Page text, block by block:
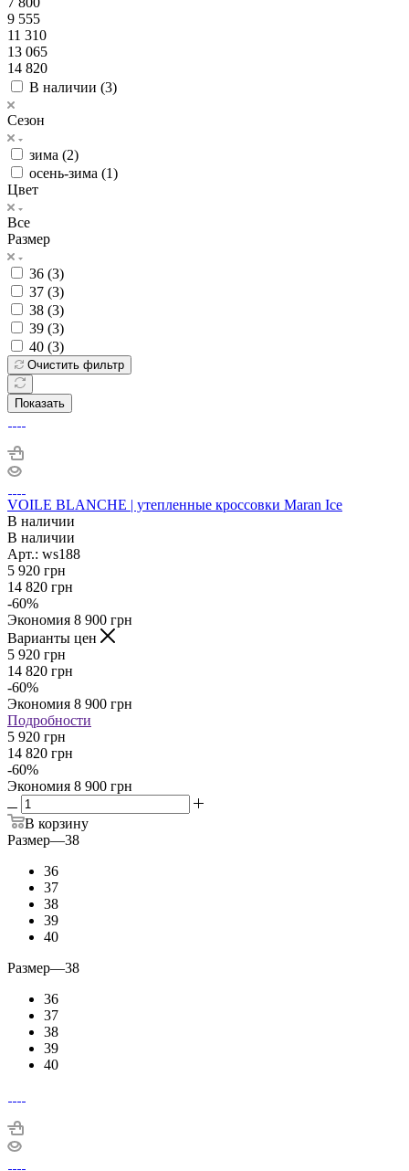
9 555
11 310
13 065
14 820
В наличии (3)
Сезон
зима (2)
осень-зима (1)
Цвет
Все
Размер
36 (3)
37 (3)
38 (3)
39 (3)
40 (3)
Очистить фильтр
Показать
VOILE BLANCHE | утепленные кроссовки Maran Ice
В наличии
В наличии
Арт.: ws188
5 920 грн
14 820 грн
-60%
Экономия 8 900 грн
Варианты цен
5 920 грн
14 820 грн
-60%
Экономия 8 900 грн
Подробности
5 920 грн
14 820 грн
-60%
Экономия 8 900 грн
В корзину
Размер—38
36
37
38
39
40
Размер—38
36
37
38
39
40